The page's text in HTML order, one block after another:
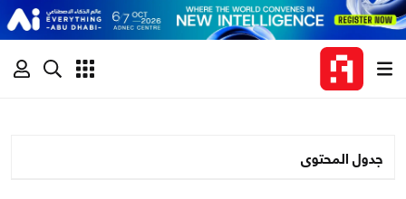
جدول المحتوى